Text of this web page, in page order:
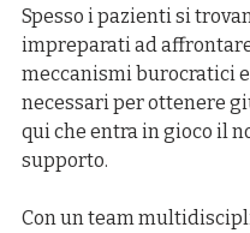
Spesso i pazienti si
impreparati ad
meccanismi burocratici
necessari per ottenere
qui che entra in gioco il
supporto.
Con un team